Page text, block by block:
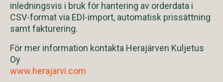
inledningsvis i bruk för hantering av orderdata i
CSV-format via EDI-import, automatisk prissättning
samt fakturering.
För mer information kontakta Herajärven Kuljetus
Oy
www.herajarvi.com